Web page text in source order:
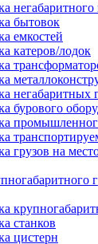
негабаритного
бытовок
емкостей
катеров/лодок
негабаритных
бурового
грузов на
станков
цистерн